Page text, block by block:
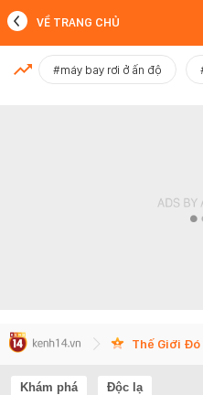
MỚI NHẤT
VỀ TRANG CHỦ
#máy bay rơi ở ấn độ
Thế Giới
Khám phá Độc lạ